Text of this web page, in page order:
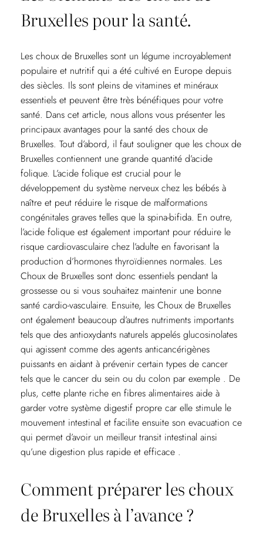
Bruxelles pour la santé.
Les choux de Bruxelles sont un légume incroyablement
populaire et nutritif qui a été cultivé en Europe depuis
des siècles. Ils sont pleins de vitamines et minéraux
essentiels et peuvent être très bénéfiques pour votre
santé. Dans cet article, nous allons vous présenter les
principaux avantages pour la santé des choux de
Bruxelles. Tout d’abord, il faut souligner que les choux de
Bruxelles contiennent une grande quantité d’acide
folique. L’acide folique est crucial pour le
développement du système nerveux chez les bébés à
naître et peut réduire le risque de malformations
congénitales graves telles que la spina-bifida. En outre,
l’acide folique est également important pour réduire le
risque cardiovasculaire chez l’adulte en favorisant la
production d’hormones thyroïdiennes normales. Les
Choux de Bruxelles sont donc essentiels pendant la
grossesse ou si vous souhaitez maintenir une bonne
santé cardio-vasculaire. Ensuite, les Choux de Bruxelles
ont également beaucoup d’autres nutriments importants
tels que des antioxydants naturels appelés glucosinolates
qui agissent comme des agents anticancérigènes
puissants en aidant à prévenir certain types de cancer
tels que le cancer du sein ou du colon par exemple . De
plus, cette plante riche en fibres alimentaires aide à
garder votre système digestif propre car elle stimule le
mouvement intestinal et facilite ensuite son evacuation ce
qui permet d’avoir un meilleur transit intestinal ainsi
qu’une digestion plus rapide et efficace .
Comment préparer les choux
de Bruxelles à l’avance ?